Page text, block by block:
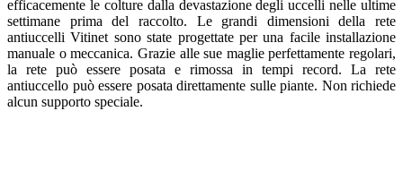
efficacemente le colture dalla devastazione degli uccelli nelle ultime
settimane prima del raccolto. Le grandi dimensioni della rete
antiuccelli Vitinet sono state progettate per una facile installazione
manuale o meccanica. Grazie alle sue maglie perfettamente regolari,
la rete può essere posata e rimossa in tempi record. La rete
antiuccello può essere posata direttamente sulle piante. Non richiede
alcun supporto speciale.